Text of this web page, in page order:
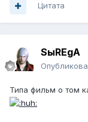
Цитата
SыREgA
Типа фильм о том